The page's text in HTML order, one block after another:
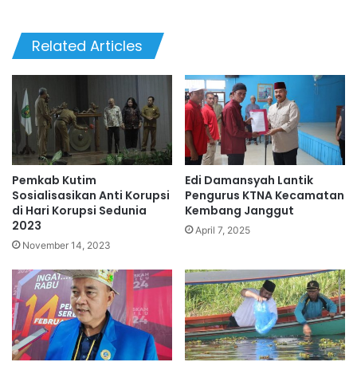
Related Articles
Pemkab Kutim
Sosialisasikan Anti Korupsi
di Hari Korupsi Sedunia
2023
November 14, 2023
Edi Damansyah Lantik
Pengurus KTNA Kecamatan
Kembang Janggut
April 7, 2025